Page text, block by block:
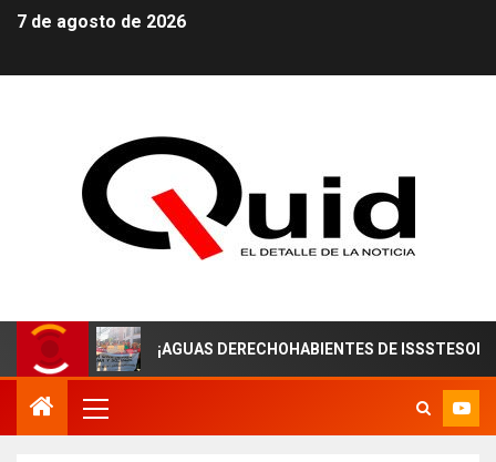
7 de agosto de 2026
¡AGUAS DERECHOHABIENTES DE ISSSTESON! EN